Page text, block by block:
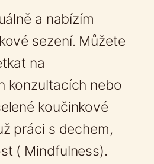
a nabízím
sezení. Můžete
na
konzultacích nebo
koučinkové
práci s dechem,
( Mindfulness).